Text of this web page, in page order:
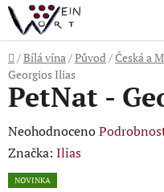
Přejít
na
obsah
Domů
/Bílá vína/Původ/Česká a
Georgios Ilias
PetNat -
Průměrné
hodnocení
produktu
Neohodnoceno
Značka: Ilias
NOVINKA